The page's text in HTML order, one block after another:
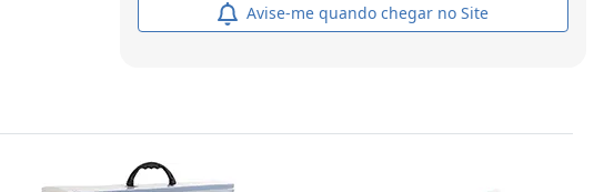
Avise-me quando chegar no Site